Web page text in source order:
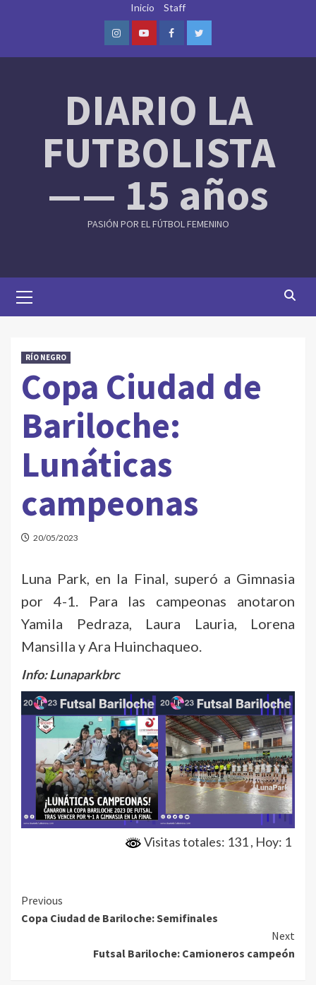
Inicio Staff
InstagramYoutubeFacebookTwitter
DIARIO LA
FUTBOLISTA
—— 15 años
PASIÓN POR EL FÚTBOL FEMENINO
Menu
RÍO NEGRO
Copa Ciudad de
Bariloche:
Lunáticas
campeonas
20/05/2023
Luna Park, en la Final, superó a Gimnasia
por 4-1. Para las campeonas anotaron
Yamila Pedraza, Laura Lauria, Lorena
Mansilla y Ara Huinchaqueo.
Info: Lunaparkbrc
Visitas totales: 131, Hoy: 1
Continue
Reading
Previous
Copa Ciudad de Bariloche: Semifinales
Next
Futsal Bariloche: Camioneros campeón